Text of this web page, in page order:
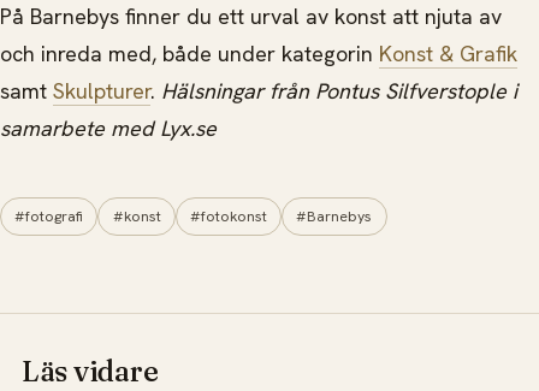
På Barnebys finner du ett urval av konst att njuta av
och inreda med, både under kategorin Konst & Grafik
samt Skulpturer. Hälsningar från Pontus Silfverstople i
samarbete med Lyx.se
#fotografi #konst #fotokonst #Barnebys
Läs vidare